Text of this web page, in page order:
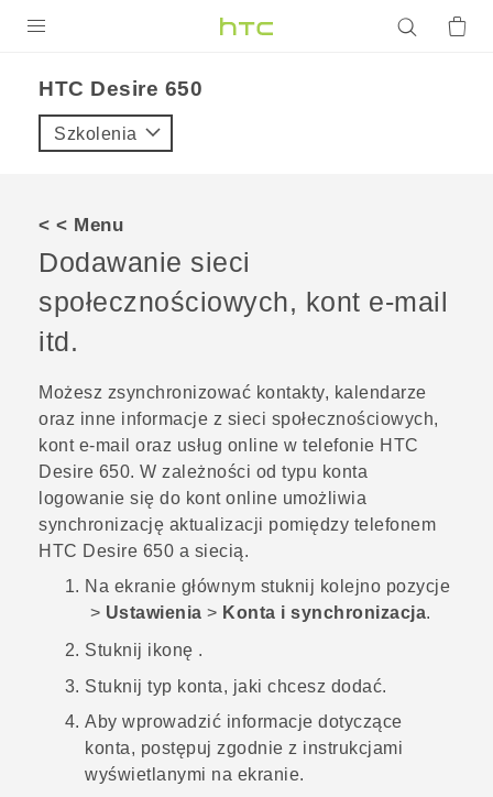
VIVE
VIVERSE
POMOC TECHNICZNA
Urządzenia i akcesoria HTC
Zaloguj się
HTC Desire 650‎
Szkolenia
< < Menu
Dodawanie sieci
społecznościowych, kont e-mail
itd.
Możesz zsynchronizować kontakty, kalendarze
oraz inne informacje z sieci społecznościowych,
kont e-mail oraz usług online w telefonie HTC
Desire 650. W zależności od typu konta
logowanie się do kont online umożliwia
synchronizację aktualizacji pomiędzy telefonem
HTC Desire 650 a siecią.
Na ekranie głównym stuknij kolejno pozycje
> Ustawienia > Konta i synchronizacja.
Stuknij ikonę .
Stuknij typ konta, jaki chcesz dodać.
Aby wprowadzić informacje dotyczące
konta, postępuj zgodnie z instrukcjami
wyświetlanymi na ekranie.